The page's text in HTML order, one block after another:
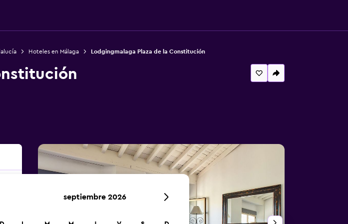
Hoteles en Málaga Lodgingmalaga Plaza de la Constitución
septiembre 2026